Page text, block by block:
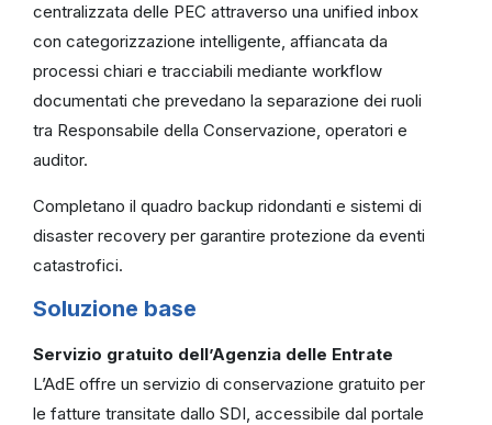
centralizzata delle PEC attraverso una unified inbox
con categorizzazione intelligente, affiancata da
processi chiari e tracciabili mediante workflow
documentati che prevedano la separazione dei ruoli
tra Responsabile della Conservazione, operatori e
auditor.
Completano il quadro backup ridondanti e sistemi di
disaster recovery per garantire protezione da eventi
catastrofici.
Soluzione base
Servizio gratuito dell’Agenzia delle Entrate
L’AdE offre un servizio di conservazione gratuito per
le fatture transitate dallo SDI, accessibile dal portale